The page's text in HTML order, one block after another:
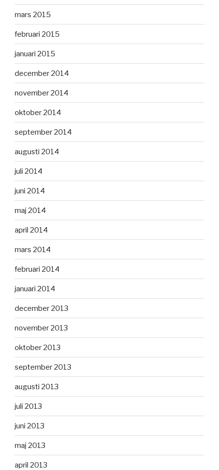
mars 2015
februari 2015
januari 2015
december 2014
november 2014
oktober 2014
september 2014
augusti 2014
juli 2014
juni 2014
maj 2014
april 2014
mars 2014
februari 2014
januari 2014
december 2013
november 2013
oktober 2013
september 2013
augusti 2013
juli 2013
juni 2013
maj 2013
april 2013